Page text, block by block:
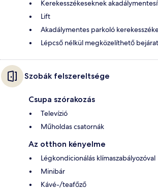
Kerekesszékeseknek
Lift
Akadálymentes parkoló
Lépcső nélkül megközelíthető bejárat
Szobák felszereltsége
Csupa szórakozás
Televízió
Műholdas csatornák
Az otthon kényelme
Légkondicionálás klímaszabályozóval
Minibár
Kávé-/teafőző